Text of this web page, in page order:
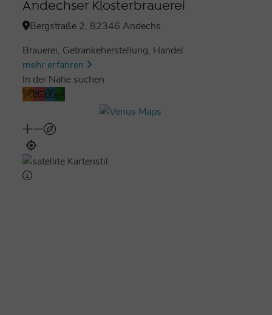
Andechser Klosterbrauerei
Bergstraße 2, 82346 Andechs
Brauerei, Getränkeherstellung, Handel
mehr erfahren
In der Nähe suchen